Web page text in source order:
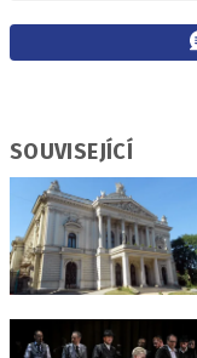
SOUVISEJÍCÍ